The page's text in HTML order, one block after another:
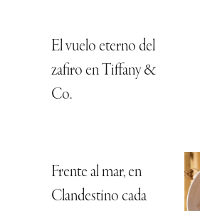
El vuelo eterno del
zafiro en Tiffany &
Co.
Frente al mar, en
Clandestino cada